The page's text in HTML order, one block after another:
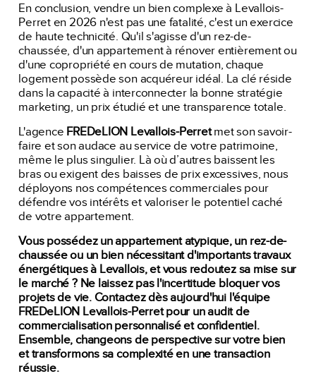
En conclusion, vendre un bien complexe à Levallois-
Perret en 2026 n'est pas une fatalité, c'est un exercice
de haute technicité. Qu'il s'agisse d'un rez-de-
chaussée, d'un appartement à rénover entièrement ou
d'une copropriété en cours de mutation, chaque
logement possède son acquéreur idéal. La clé réside
dans la capacité à interconnecter la bonne stratégie
marketing, un prix étudié et une transparence totale.
L'agence FREDeLION Levallois-Perretmet son savoir-
faire et son audace au service de votre patrimoine,
même le plus singulier. Là où d’autres baissent les
bras ou exigent des baisses de prix excessives, nous
déployons nos compétences commerciales pour
défendre vos intérêts et valoriser le potentiel caché
de votre appartement.
Vous possédez un appartement atypique, un rez-de-
chaussée ou un bien nécessitant d'importants travaux
énergétiques à Levallois, et vous redoutez sa mise sur
le marché ? Ne laissez pas l'incertitude bloquer vos
projets de vie. Contactez dès aujourd'hui l'équipe
FREDeLION Levallois-Perret pour un audit de
commercialisation personnalisé et confidentiel.
Ensemble, changeons de perspective sur votre bien
et transformons sa complexité en une transaction
réussie.